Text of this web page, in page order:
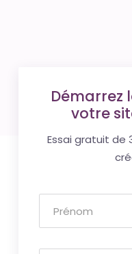
Démarrez
votre
Essai gratuit de